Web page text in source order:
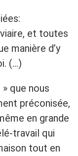
et toutes
manière d’y
(…)
que nous
préconisée,
en grande
travail qui
tout en